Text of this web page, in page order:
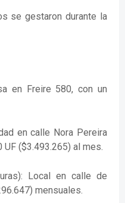
se gestaron durante la
en Freire 580, con un
en calle Nora Pereira
($3.493.265) al mes.
Local en calle de
mensuales.